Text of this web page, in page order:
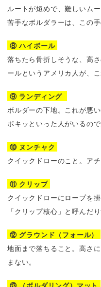
ルートが短めで、難しいム
苦手なボルダラーは、この
⑧ ハイボール
落ちたら骨折しそうな、高
ールというアメリカ人が、
⑨ ランディング
ボルダーの下地。これが悪
ポキッといった人がいるので
⑩ ヌンチャク
クイックドローのこと。アチ
⑪ クリップ
クイックドローにロープを
「クリップ核心」と呼んだり
⑫ グラウンド（フォール）
地面まで落ちること。高さ
まない。